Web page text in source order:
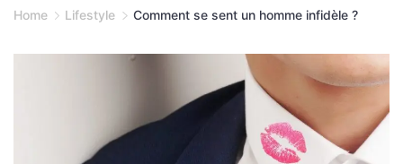
Home Lifestyle Comment se sent un homme infidèle ?